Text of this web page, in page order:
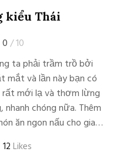
kiểu Thái
0/ 10
ta phải trầm trồ bởi
mắt và lần này bạn có
rất mới lạ và thơm lừng
chóng nữa. Thêm
ăn ngon nấu cho gia
12 Likes